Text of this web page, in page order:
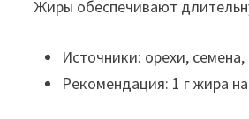
Жиры обеспечивают
Источники: орехи,
Рекомендация: 1 г жира